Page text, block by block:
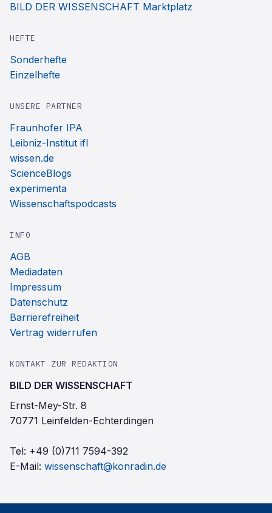
BILD DER WISSENSCHAFT Marktplatz
HEFTE
Sonderhefte
Einzelhefte
UNSERE PARTNER
Fraunhofer IPA
Leibniz-Institut ifl
wissen.de
ScienceBlogs
experimenta
Wissenschaftspodcasts
INFO
AGB
Mediadaten
Impressum
Datenschutz
Barrierefreiheit
Vertrag widerrufen
KONTAKT ZUR REDAKTION
BILD DER WISSENSCHAFT
Ernst-Mey-Str. 8
70771 Leinfelden-Echterdingen
Tel: +49 (0)711 7594-392
E-Mail: wissenschaft@konradin.de